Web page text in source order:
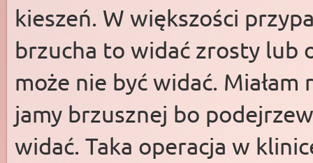
kieszeń. W większości
brzucha to widać zrosty lub
może nie być widać.
jamy brzusznej bo
widać. Taka operacja w